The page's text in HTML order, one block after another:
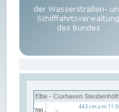
Elbe - Cuxhaven Steubenhöft